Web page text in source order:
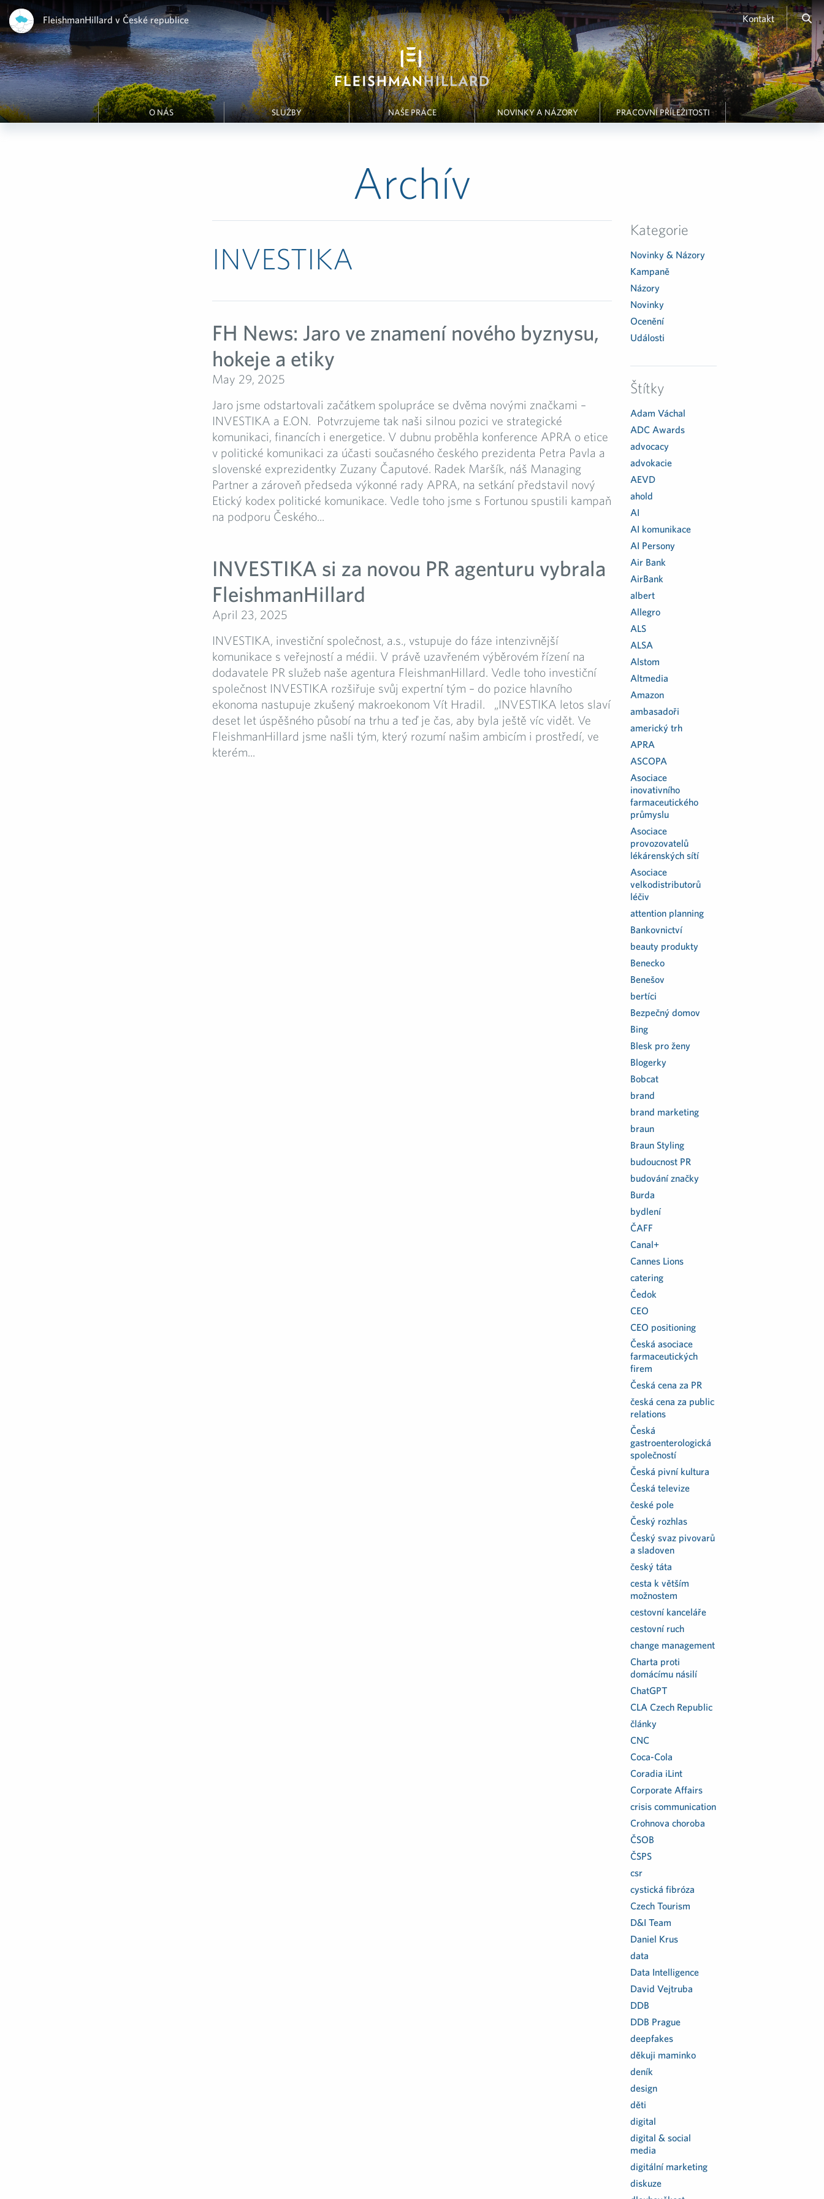
FleishmanHillard v České republice Kontakt
O NÁS SLUŽBY NAŠE PRÁCE NOVINKY A NÁZORY PRACOVNÍ PŘÍLEŽITOSTI
Archív
INVESTIKA
FH News: Jaro ve znamení nového byznysu,
hokeje a etiky
May 29, 2025
Jaro jsme odstartovali začátkem spolupráce se dvěma novými značkami –
INVESTIKA a E.ON. Potvrzujeme tak naši silnou pozici ve strategické
komunikaci, financích i energetice. V dubnu proběhla konference APRA o etice
v politické komunikaci za účasti současného českého prezidenta Petra Pavla a
slovenské exprezidentky Zuzany Čaputové. Radek Maršík, náš Managing
Partner a zároveň předseda výkonné rady APRA, na setkání představil nový
Etický kodex politické komunikace. Vedle toho jsme s Fortunou spustili kampaň
na podporu Českého...
INVESTIKA si za novou PR agenturu vybrala
FleishmanHillard
April 23, 2025
INVESTIKA, investiční společnost, a.s., vstupuje do fáze intenzivnější
komunikace s veřejností a médii. V právě uzavřeném výběrovém řízení na
dodavatele PR služeb naše agentura FleishmanHillard. Vedle toho investiční
společnost INVESTIKA rozšiřuje svůj expertní tým – do pozice hlavního
ekonoma nastupuje zkušený makroekonom Vít Hradil. „INVESTIKA letos slaví
deset let úspěšného působí na trhu a teď je čas, aby byla ještě víc vidět. Ve
FleishmanHillard jsme našli tým, který rozumí našim ambicím i prostředí, ve
kterém...
Kategorie
Novinky & Názory
Kampaně
Názory
Novinky
Ocenění
Události
Štítky
Adam Váchal
ADC Awards
advocacy
advokacie
AEVD
ahold
AI
AI komunikace
AI Persony
Air Bank
AirBank
albert
Allegro
ALS
ALSA
Alstom
Altmedia
Amazon
ambasadoři
americký trh
APRA
ASCOPA
Asociace
inovativního
farmaceutického
průmyslu
Asociace
provozovatelů
lékárenských sítí
Asociace
velkodistributorů
léčiv
attention planning
Bankovnictví
beauty produkty
Benecko
Benešov
bertíci
Bezpečný domov
Bing
Blesk pro ženy
Blogerky
Bobcat
brand
brand marketing
braun
Braun Styling
budoucnost PR
budování značky
Burda
bydlení
ČAFF
Canal+
Cannes Lions
catering
Čedok
CEO
CEO positioning
Česká asociace
farmaceutických
firem
Česká cena za PR
česká cena za public
relations
Česká
gastroenterologická
společností
Česká pivní kultura
Česká televize
české pole
Český rozhlas
Český svaz pivovarů
a sladoven
český táta
cesta k větším
možnostem
cestovní kanceláře
cestovní ruch
change management
Charta proti
domácímu násilí
ChatGPT
CLA Czech Republic
články
CNC
Coca-Cola
Coradia iLint
Corporate Affairs
crisis communication
Crohnova choroba
ČSOB
ČSPS
csr
cystická fibróza
Czech Tourism
D&I Team
Daniel Krus
data
Data Intelligence
David Vejtruba
DDB
DDB Prague
deepfakes
děkuji maminko
deník
design
děti
digital
digital & social
media
digitální marketing
diskuze